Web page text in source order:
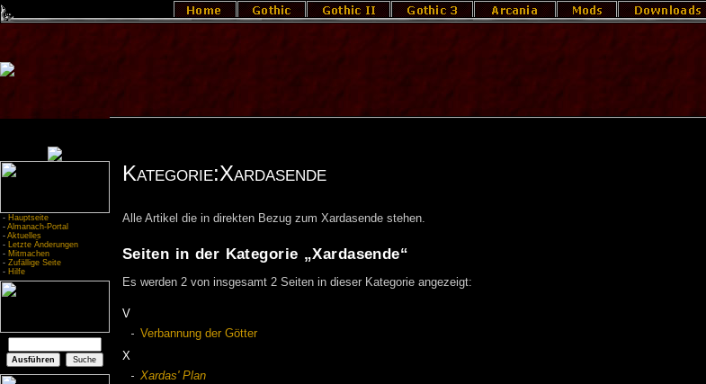
- Hauptseite
- Almanach-Portal
- Aktuelles
- Letzte Änderungen
- Mitmachen
- Zufällige Seite
- Hilfe
Kategorie:Xardasende
Alle Artikel die in direkten Bezug zum Xardasende stehen.
Seiten in der Kategorie „Xardasende“
Es werden 2 von insgesamt 2 Seiten in dieser Kategorie angezeigt:
V
Verbannung der Götter
X
Xardas' Plan